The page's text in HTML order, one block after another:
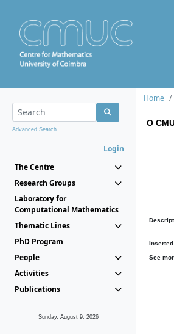
Advanced Search...
Login
The Centre
Research Groups
Laboratory for
Computational Mathematics
Thematic Lines
PhD Program
People
Activities
Publications
Sunday, August 9, 2026
Home
O
See